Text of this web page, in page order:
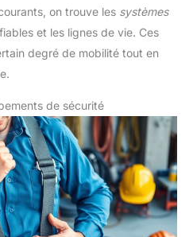
on trouve les systèmes
et les lignes de vie. Ces
degré de mobilité tout en
de sécurité